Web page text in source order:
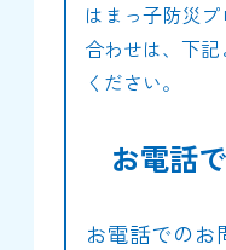
はまっ子防災
合わせは、下
ください。
お電話
お電話でのお